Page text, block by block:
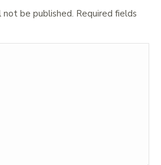
not be published. Required fields